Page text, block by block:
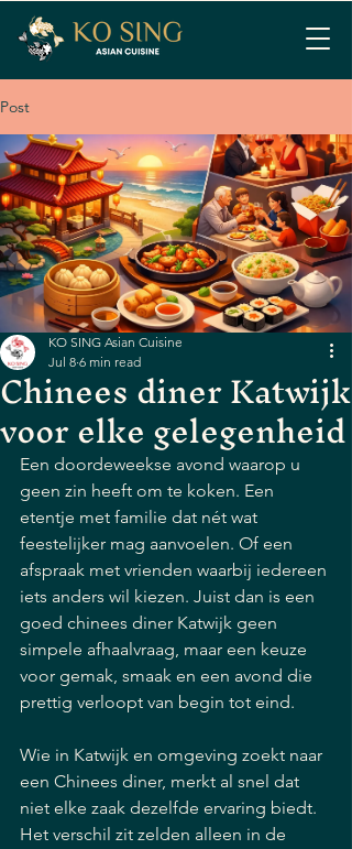
Post
Chinees diner Katwijk
voor elke gelegenheid
KO SING Asian Cuisine
Jul 8 6 min read
Een doordeweekse avond waarop u
geen zin heeft om te koken. Een
etentje met familie dat nét wat
feestelijker mag aanvoelen. Of een
afspraak met vrienden waarbij iedereen
iets anders wil kiezen. Juist dan is een
goed chinees diner Katwijk geen
simpele afhaalvraag, maar een keuze
voor gemak, smaak en een avond die
prettig verloopt van begin tot eind.
Wie in Katwijk en omgeving zoekt naar
een Chinees diner, merkt al snel dat
niet elke zaak dezelfde ervaring biedt.
Het verschil zit zelden alleen in de